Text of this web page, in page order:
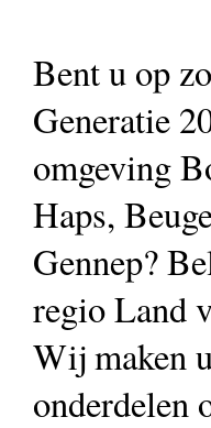
Bent u op
Generatie
omgeving
Haps,
Gennep?
regio Land
Wij maken
onderdelen